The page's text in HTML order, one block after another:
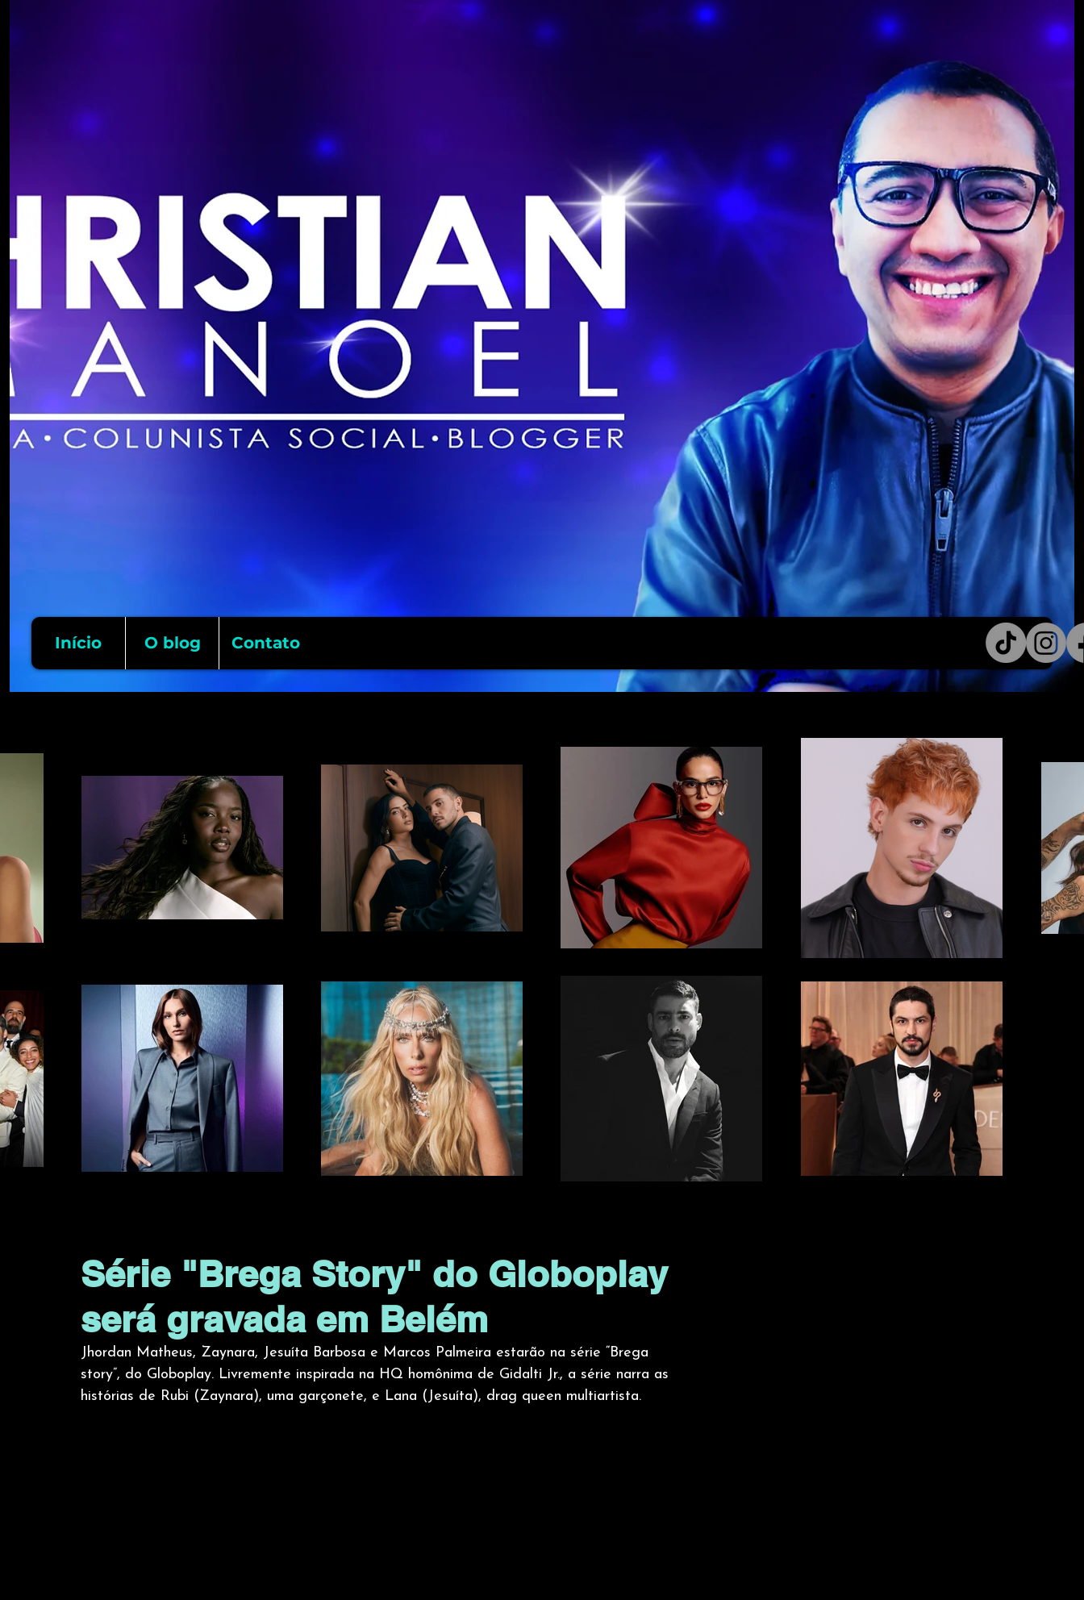
Início O blog Contato
Série "Brega Story" do Globoplay
será gravada em Belém
Jhordan Matheus, Zaynara, Jesuíta Barbosa e Marcos Palmeira estarão na série “Brega
story”, do Globoplay. Livremente inspirada na HQ homônima de Gidalti Jr., a série narra as
histórias de Rubi (Zaynara), uma garçonete, e Lana (Jesuíta), drag queen multiartista.